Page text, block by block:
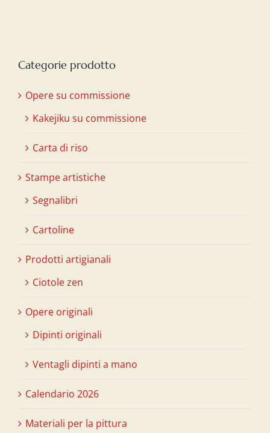
Categorie prodotto
Opere su commissione
Kakejiku su commissione
Carta di riso
Stampe artistiche
Segnalibri
Cartoline
Prodotti artigianali
Ciotole zen
Opere originali
Dipinti originali
Ventagli dipinti a mano
Calendario 2026
Materiali per la pittura